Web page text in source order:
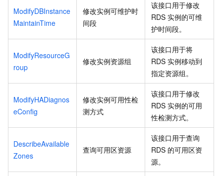
ModifyDBInstance
MaintainTime
修改实例可维护时
间段
该接口用于修改
RDS 实例的可维
护时间段。
ModifyResourceG
roup
修改实例资源组
该接口用于将
RDS 实例移动到
指定资源组。
ModifyHADiagnos
eConfig
修改实例可用性检
测方式
该接口用于修改
RDS 实例的可用
性检测方式。
DescribeAvailable
Zones
查询可用区资源
该接口用于查询
RDS 的可用区资
源。